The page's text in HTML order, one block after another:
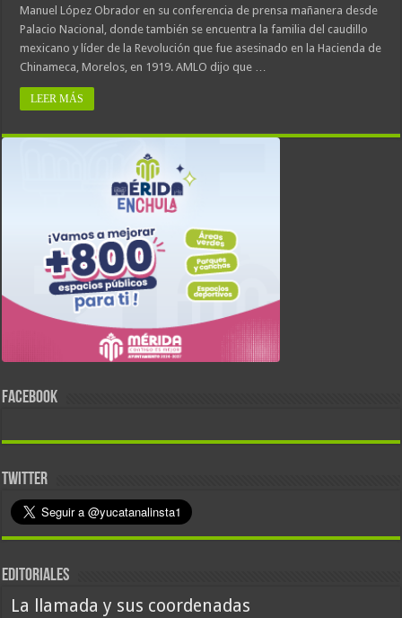
Manuel López Obrador en su conferencia de prensa mañanera desde
Palacio Nacional, donde también se encuentra la familia del caudillo
mexicano y líder de la Revolución que fue asesinado en la Hacienda de
Chinameca, Morelos, en 1919. AMLO dijo que …
LEER MÁS
FACEBOOK
TWITTER
EDITORIALES
La llamada y sus coordenadas